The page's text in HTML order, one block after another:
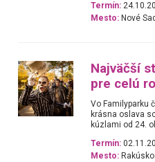
Termín:
Mesto: Nové
Najväčší
pre celú
Vo Familyparku
krásna oslava
kúzlami od 24.
Termín:
Mesto: Rakúsko